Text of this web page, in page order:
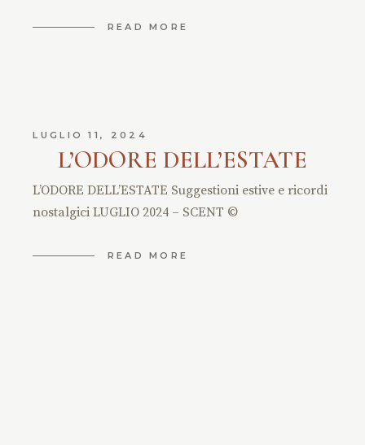
READ MORE
LUGLIO 11, 2024
L’ODORE DELL’ESTATE
L’ODORE DELL’ESTATE Suggestioni estive e ricordi
nostalgici LUGLIO 2024 – SCENT ©
READ MORE